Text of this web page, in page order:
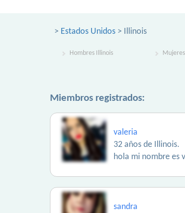
> Estados Unidos > Illinois
Hombres Illinois
Miembros registrados:
valeria
32 años de Illinois.
hola mi nombre es
sandra